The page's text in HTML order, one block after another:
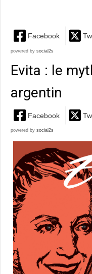
Facebook
powered by social2s
Evita : le
argentin
Facebook
powered by social2s